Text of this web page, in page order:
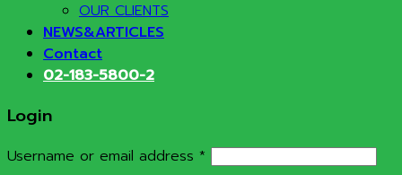
OUR CLIENTS
NEWS&ARTICLES
Contact
02-183-5800-2
Login
Username or email address * Required